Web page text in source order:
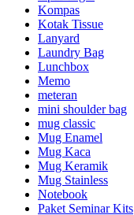
Kompas
Kotak Tissue
Lanyard
Laundry Bag
Lunchbox
Memo
meteran
mini shoulder bag
mug classic
Mug Enamel
Mug Kaca
Mug Keramik
Mug Stainless
Notebook
Paket Seminar Kits